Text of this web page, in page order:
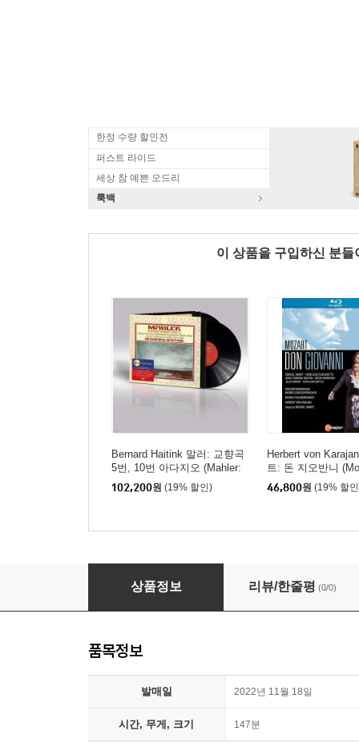
한정 수량 할인전
퍼스트 라이드
세상 참 예쁜 오드리
룩백
이 상품을 구입하신 분
Bernard Haitink 말러: 교향곡
5번, 10번 아다지오 (Mahler:
Symphony No.5 & No.10 `Ad
agio`) [2LP]
102,200원 (19% 할인)
Herbert von
트: 돈 지오반니
Giovanni, K527)
46,800원 (19% 할
Antonio Pappano 베르디: 오페라 '리골레토'
상품정보 리뷰/한줄평 (0/0)
품목정보
발매일 2022년 11월 18일
시간, 무게, 크기 147분